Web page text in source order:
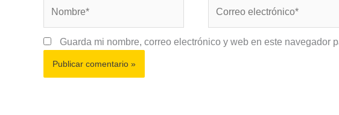
Guarda mi nombre, correo electrónico y web en este navegador